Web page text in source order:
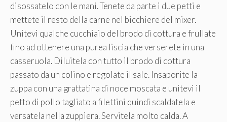
disossatelo con le mani. Tenete da parte i due petti e
mettete il resto della carne nel bicchiere del mixer.
Unitevi qualche cucchiaio del brodo di cottura e frullate
fino ad ottenere una purea liscia che verserete in una
casseruola. Diluitela con tutto il brodo di cottura
passato da un colino e regolate il sale. Insaporite la
zuppa con una grattatina di noce moscata e unitevi il
petto di pollo tagliato a filettini quindi scaldatela e
versatela nella zuppiera. Servitela molto calda. A